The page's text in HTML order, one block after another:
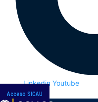
Linkedin Youtube
Acceso SICAU